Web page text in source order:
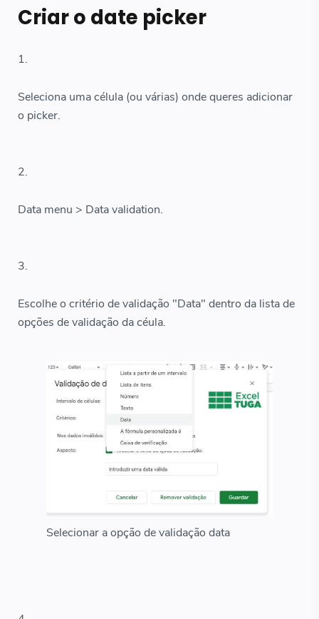
Criar o date picker
1.
Seleciona uma célula (ou várias) onde queres adicionar
o picker.
2.
Data menu > Data validation.
3.
Escolhe o critério de validação "Data" dentro da lista de
opções de validação da céula.
Selecionar a opção de validação data